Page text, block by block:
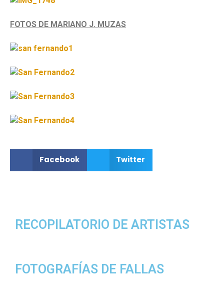
FOTOS DE MARIANO J. MUZAS
Facebook Twitter
RECOPILATORIO DE ARTISTAS
FOTOGRAFÍAS DE FALLAS